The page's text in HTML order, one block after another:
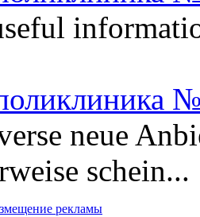
neue
schein...
рекламы